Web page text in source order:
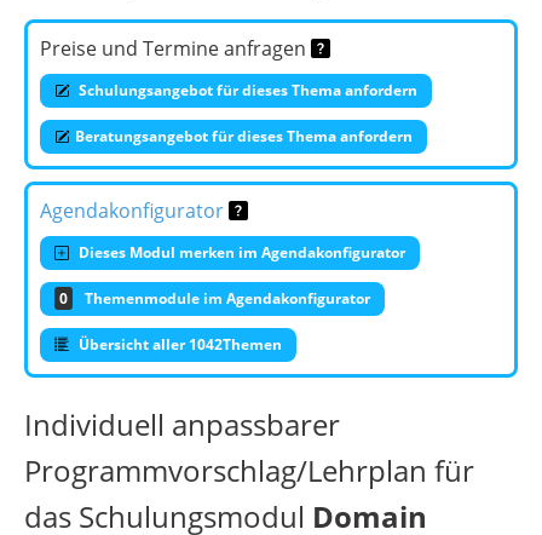
Preise und Termine anfragen
Schulungsangebot für dieses Thema anfordern
Beratungsangebot für dieses Thema anfordern
Agendakonfigurator
Dieses Modul merken im Agendakonfigurator
0 Themenmodule im Agendakonfigurator
Übersicht aller 1042Themen
Individuell anpassbarer
Programmvorschlag/Lehrplan für
das Schulungsmodul Domain